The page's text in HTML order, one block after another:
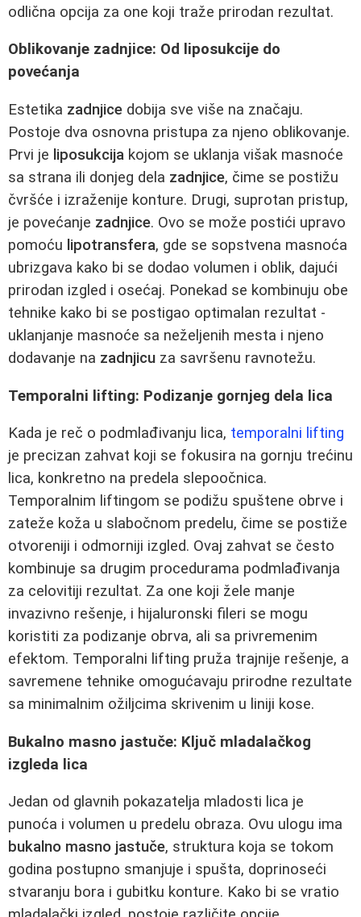
odlična opcija za one koji traže prirodan rezultat.
Oblikovanje zadnjice: Od liposukcije do
povećanja
Estetika zadnjice dobija sve više na značaju.
Postoje dva osnovna pristupa za njeno oblikovanje.
Prvi je liposukcija kojom se uklanja višak masnoće
sa strana ili donjeg dela zadnjice, čime se postižu
čvršće i izraženije konture. Drugi, suprotan pristup,
je povećanje zadnjice. Ovo se može postići upravo
pomoću lipotransfera, gde se sopstvena masnoća
ubrizgava kako bi se dodao volumen i oblik, dajući
prirodan izgled i osećaj. Ponekad se kombinuju obe
tehnike kako bi se postigao optimalan rezultat -
uklanjanje masnoće sa neželjenih mesta i njeno
dodavanje na zadnjicu za savršenu ravnotežu.
Temporalni lifting: Podizanje gornjeg dela lica
Kada je reč o podmlađivanju lica, temporalni lifting
je precizan zahvat koji se fokusira na gornju trećinu
lica, konkretno na predela slepoočnica.
Temporalnim liftingom se podižu spuštene obrve i
zateže koža u slabočnom predelu, čime se postiže
otvoreniji i odmorniji izgled. Ovaj zahvat se često
kombinuje sa drugim procedurama podmlađivanja
za celovitiji rezultat. Za one koji žele manje
invazivno rešenje, i hijaluronski fileri se mogu
koristiti za podizanje obrva, ali sa privremenim
efektom. Temporalni lifting pruža trajnije rešenje, a
savremene tehnike omogućavaju prirodne rezultate
sa minimalnim ožiljcima skrivenim u liniji kose.
Bukalno masno jastuče: Ključ mladalačkog
izgleda lica
Jedan od glavnih pokazatelja mladosti lica je
punoća i volumen u predelu obraza. Ovu ulogu ima
bukalno masno jastuče, struktura koja se tokom
godina postupno smanjuje i spušta, doprinoseći
stvaranju bora i gubitku konture. Kako bi se vratio